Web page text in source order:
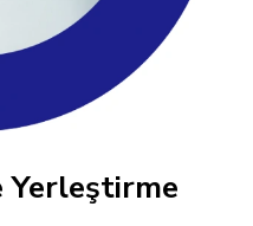
Yerleştirme